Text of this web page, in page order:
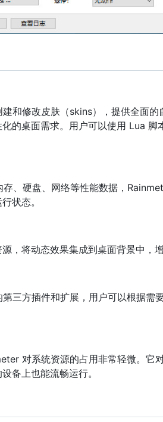
和修改皮肤（skins），提供全面的
的桌面需求。用户可以使用 Lua 脚
、硬盘、网络等性能数据，
状态。
，将动态效果集成到桌面背景中，
三方插件和扩展，用户可以根据需
对系统资源的占用非常轻微。它
备上也能流畅运行。